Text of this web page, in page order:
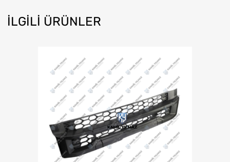
İLGILI ÜRÜNLER